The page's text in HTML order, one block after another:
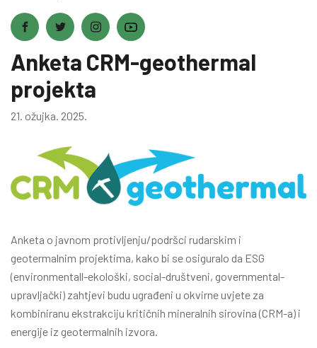
Anketa CRM-geothermal
projekta
21. ožujka. 2025.
Anketa o javnom protivljenju/podršci rudarskim i
geotermalnim projektima, kako bi se osiguralo da ESG
(environmentall-ekološki, social-društveni, governmental-
upravljački) zahtjevi budu ugrađeni u okvirne uvjete za
kombiniranu ekstrakciju kritičnih mineralnih sirovina (CRM-a) i
energije iz geotermalnih izvora.